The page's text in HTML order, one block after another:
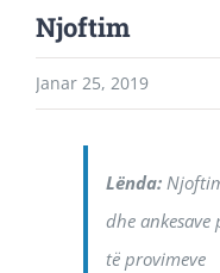
Njoftim
Janar 25, 2019
Lënda:
dhe ankesave
të provimeve